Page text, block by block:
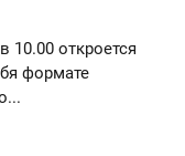
10.00 откроется
формате